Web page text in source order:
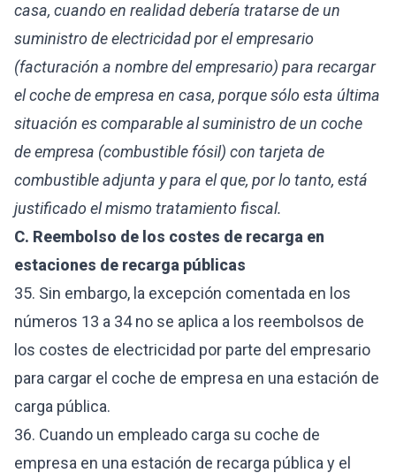
casa, cuando en realidad debería tratarse de un
suministro de electricidad por el empresario
(facturación a nombre del empresario) para recargar
el coche de empresa en casa, porque sólo esta última
situación es comparable al suministro de un coche
de empresa (combustible fósil) con tarjeta de
combustible adjunta y para el que, por lo tanto, está
justificado el mismo tratamiento fiscal.
C. Reembolso de los costes de recarga en
estaciones de recarga públicas
35. Sin embargo, la excepción comentada en los
números 13 a 34 no se aplica a los reembolsos de
los costes de electricidad por parte del empresario
para cargar el coche de empresa en una estación de
carga pública.
36. Cuando un empleado carga su coche de
empresa en una estación de recarga pública y el